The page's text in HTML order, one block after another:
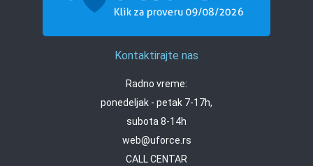
Kontaktirajte nas
Radno vreme:
ponedeljak - petak 7-17h,
subota 8-14h
web@uforce.rs
CALL CENTAR